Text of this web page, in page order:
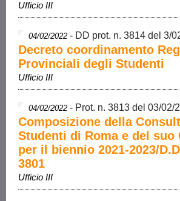
Ufficio III
04/02/2022 - DD prot. n. 3814 del 3/
Decreto coordinamento
Provinciali degli Studenti
Ufficio III
04/02/2022 - Prot. n. 3813 del 03/02/
Composizione della
Studenti di Roma e del
per il biennio 2021-2023/
3801
Ufficio III